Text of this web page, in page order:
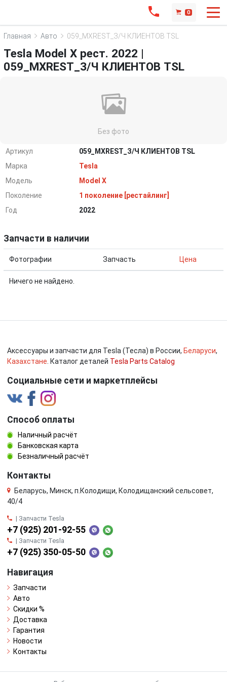
0
Главная Авто 059_MXREST_З/Ч КЛИЕНТОВ TSL
Tesla Model X рест. 2022 |
059_MXREST_З/Ч КЛИЕНТОВ TSL
Без фото
Артикул
059_MXREST_З/Ч КЛИЕНТОВ TSL
Марка
Tesla
Модель
Model X
Поколение
1 поколение [рестайлинг]
Год
2022
Запчасти в наличии
Фотографии Запчасть Цена
Ничего не найдено.
Аксессуары и запчасти для Tesla (Тесла) в России, Беларуси,
Казахстане . Каталог деталей Tesla Parts Catalog
Социальные сети и маркетплейсы
Способ оплаты
Наличный расчёт
Банковская карта
Безналичный расчёт
Контакты
Беларусь, Минск, п.Колодищи, Колодищанский сельсовет,
40/4
| Запчасти Tesla
+7 (925) 201-92-55
| Запчасти Tesla
+7 (925) 350-05-50
Навигация
Запчасти
Авто
Скидки %
Доставка
Гарантия
Новости
Контакты